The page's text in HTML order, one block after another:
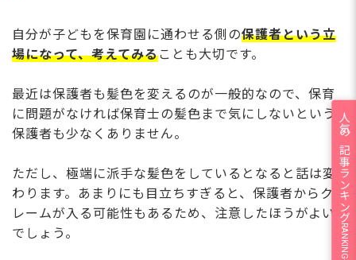
自分が子どもを保育園に通わせる側の保護者という立
場になって、考えてみることも大切です。
最近は保護者も髪色を変えるのが一般的なので、保育
に問題がなければ保育士の髪色まで気にしないという
保護者も少なくありません。
ただし、極端に派手な髪色をしているとなると話は変
わります。あまりにも目立ちすぎると、保護者からク
レームが入る可能性もあるため、注意したほうがよい
でしょう。
人気の記事ランキング
RANKING